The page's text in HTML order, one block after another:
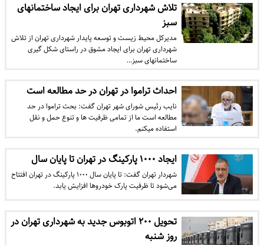
تلاش شهرداری تهران برای ایجاد ساختمانهای
سبز
مدیرکل محیط زیست و توسعه پایدار شهرداری تهران از تلاش
شهرداری تهران برای ایجاد مشوق در راستای شکل گیری
ساختمانهای سبز…
احداث تراموا در تهران در حد مطالعه است
نایب رئیس شورای شهر تهران گفت: بحث تراموا در حد
مطالعه است ما از تمامی ظرفیت ها و تنوع حمل و نقل
استفاده میکنم.
ایجاد ۱۰۰۰ پارکینگ در تهران تا پایان سال
شهردار تهران گفت: تا پایان سال ۱۰۰۰ پارکینگ در تهران افتتاح
می‌شود تا ظرفیت پارک خودروها افزایش یابد.
تحویل ۲۰۰ اتوبوس جدید به شهرداری تهران در
روز شنبه